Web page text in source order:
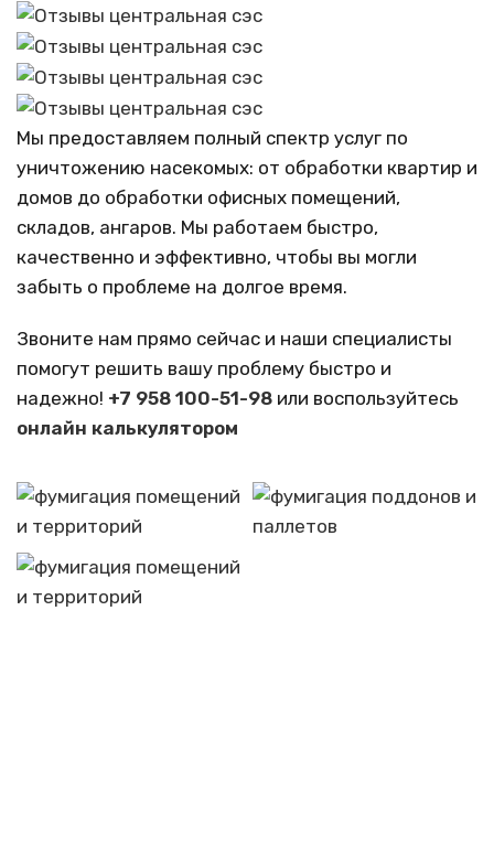
Мы предоставляем полный спектр услуг по
уничтожению насекомых: от обработки квартир и
домов до обработки офисных помещений,
складов, ангаров. Мы работаем быстро,
качественно и эффективно, чтобы вы могли
забыть о проблеме на долгое время.
Звоните нам прямо сейчас и наши специалисты
помогут решить вашу проблему быстро и
надежно! +7 958 100-51-98 или воспользуйтесь
онлайн калькулятором